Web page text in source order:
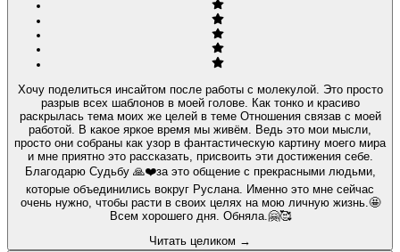
Хочу поделиться инсайтом после работы с молекулой. Это просто
разрыв всех шаблонов в моей голове. Как тонко и красиво
раскрылась тема моих же целей в теме Отношения связав с моей
работой. В какое яркое время мы живём. Ведь это мои мысли,
просто они собраны как узор в фантастическую картину моего мира
и мне приятно это рассказать, присвоить эти достижения себе.
Благодарю Судьбу 🙏❤️за это общение с прекрасными людьми,
которые объединились вокруг Руслана. Именно это мне сейчас
очень нужно, чтобы расти в своих целях на мою личную жизнь.🤩
Всем хорошего дня. Обняла.🤗🥰
Читать целиком →